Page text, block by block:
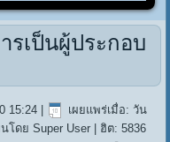
รเป็นผู้ประกอบ
15:24
เผยแพร่เมื่อ: วัน
นโดย Super User | ฮิต: 5836